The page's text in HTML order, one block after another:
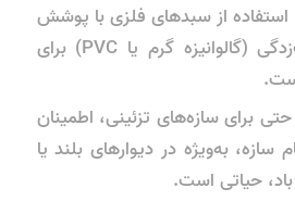
از سبدهای فلزی با پوشش
مقاوم در برابر زنگ‌زدگی (گالوانیزه گرم یا PVC) برای
برای سازه‌های تزئینی، اطمینان
سازه، به‌ویژه در دیوارهای بلند یا
حیاتی است.